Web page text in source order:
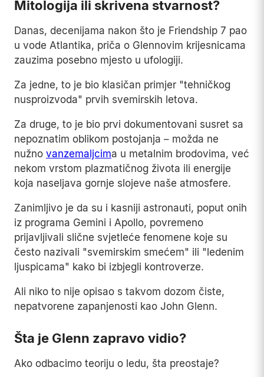
Mitologija ili skrivena stvarnost?
Danas, decenijama nakon što je Friendship 7 pao
u vode Atlantika, priča o Glennovim krijesnicama
zauzima posebno mjesto u ufologiji.
Za jedne, to je bio klasičan primjer "tehničkog
nusproizvoda" prvih svemirskih letova.
Za druge, to je bio prvi dokumentovani susret sa
nepoznatim oblikom postojanja – možda ne
nužno vanzemaljcima u metalnim brodovima, već
nekom vrstom plazmatičnog života ili energije
koja naseljava gornje slojeve naše atmosfere.
Zanimljivo je da su i kasniji astronauti, poput onih
iz programa Gemini i Apollo, povremeno
prijavljivali slične svjetleće fenomene koje su
često nazivali "svemirskim smećem" ili "ledenim
ljuspicama" kako bi izbjegli kontroverze.
Ali niko to nije opisao s takvom dozom čiste,
nepatvorene zapanjenosti kao John Glenn.
Šta je Glenn zapravo vidio?
Ako odbacimo teoriju o ledu, šta preostaje?